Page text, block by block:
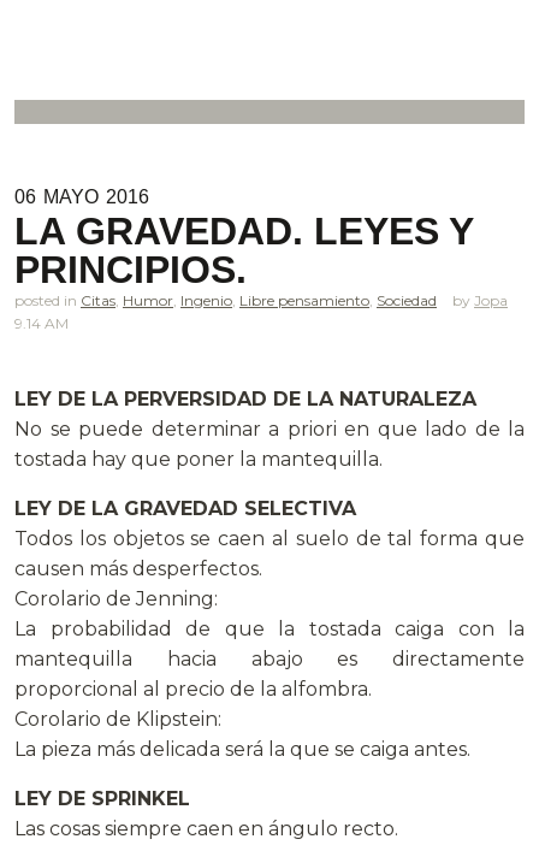
06 MAYO 2016
LA GRAVEDAD. LEYES Y
PRINCIPIOS.
posted in Citas Humor Ingenio Libre pensamiento Sociedad
Jopa
9.14 AM
LEY DE LA PERVERSIDAD DE LA NATURALEZA
No se puede determinar a priori en que lado de la
tostada hay que poner la mantequilla.
LEY DE LA GRAVEDAD SELECTIVA
Todos los objetos se caen al suelo de tal forma que
causen más desperfectos.
Corolario de Jenning:
La probabilidad de que la tostada caiga con la
mantequilla hacia abajo es directamente
proporcional al precio de la alfombra.
Corolario de Klipstein:
La pieza más delicada será la que se caiga antes.
LEY DE SPRINKEL
Las cosas siempre caen en ángulo recto.